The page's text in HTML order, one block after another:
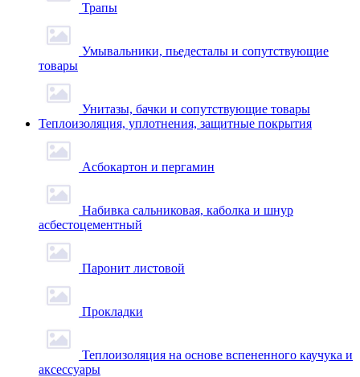
Трапы
Умывальники, пьедесталы и сопутствующие
товары
Унитазы, бачки и сопутствующие товары
Теплоизоляция, уплотнения, защитные покрытия
Асбокартон и пергамин
Набивка сальниковая, каболка и шнур
асбестоцементный
Паронит листовой
Прокладки
Теплоизоляция на основе вспененного каучука и
аксессуары